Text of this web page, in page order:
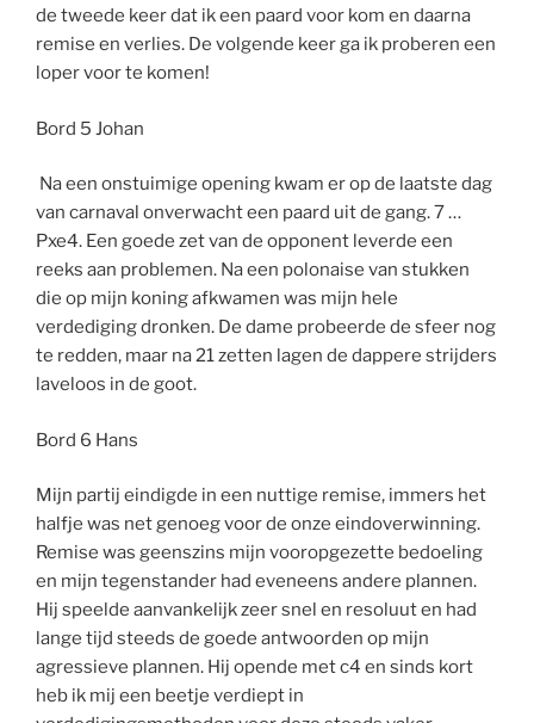
de tweede keer dat ik een paard voor kom en daarna
remise en verlies. De volgende keer ga ik proberen een
loper voor te komen!
Bord 5 Johan
Na een onstuimige opening kwam er op de laatste dag
van carnaval onverwacht een paard uit de gang. 7 …
Pxe4. Een goede zet van de opponent leverde een
reeks aan problemen. Na een polonaise van stukken
die op mijn koning afkwamen was mijn hele
verdediging dronken. De dame probeerde de sfeer nog
te redden, maar na 21 zetten lagen de dappere strijders
laveloos in de goot.
Bord 6 Hans
Mijn partij eindigde in een nuttige remise, immers het
halfje was net genoeg voor de onze eindoverwinning.
Remise was geenszins mijn vooropgezette bedoeling
en mijn tegenstander had eveneens andere plannen.
Hij speelde aanvankelijk zeer snel en resoluut en had
lange tijd steeds de goede antwoorden op mijn
agressieve plannen. Hij opende met c4 en sinds kort
heb ik mij een beetje verdiept in